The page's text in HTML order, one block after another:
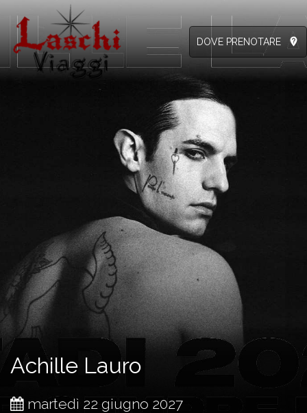
DOVE PRENOTARE not_listed_location
Achille Lauro
martedì 22 giugno 2027